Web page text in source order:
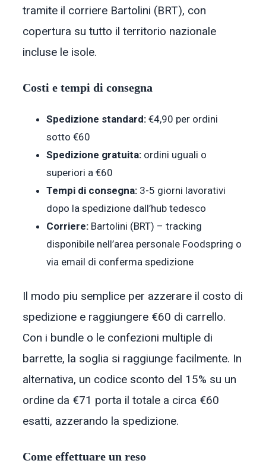
tramite il corriere Bartolini (BRT), con
copertura su tutto il territorio nazionale
incluse le isole.
Costi e tempi di consegna
Spedizione standard: €4,90 per ordini
sotto €60
Spedizione gratuita: ordini uguali o
superiori a €60
Tempi di consegna: 3-5 giorni lavorativi
dopo la spedizione dall’hub tedesco
Corriere: Bartolini (BRT) – tracking
disponibile nell’area personale Foodspring o
via email di conferma spedizione
Il modo piu semplice per azzerare il costo di
spedizione e raggiungere €60 di carrello.
Con i bundle o le confezioni multiple di
barrette, la soglia si raggiunge facilmente. In
alternativa, un codice sconto del 15% su un
ordine da €71 porta il totale a circa €60
esatti, azzerando la spedizione.
Come effettuare un reso